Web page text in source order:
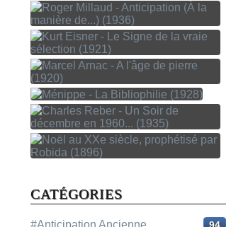
CATÉGORIES
#Anticipation Ancienne